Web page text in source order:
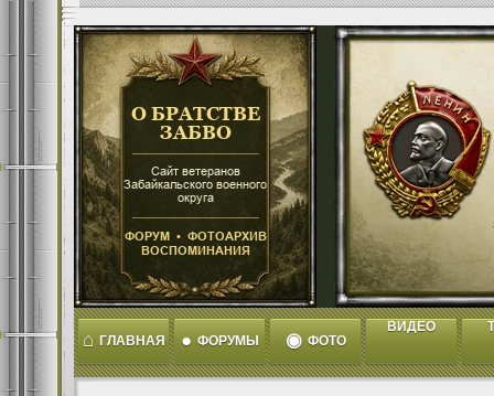
⌂ ГЛАВНАЯ ● ФОРУМЫ ◉ ФОТО
ВИДЕО